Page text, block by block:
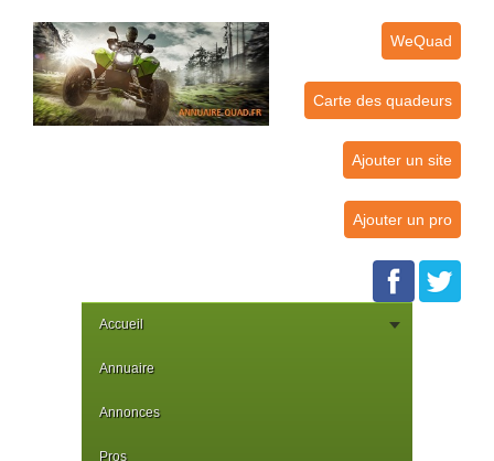
WeQuad
Carte des quadeurs
Ajouter un site
Ajouter un pro
Accueil
Annuaire
Annonces
Pros